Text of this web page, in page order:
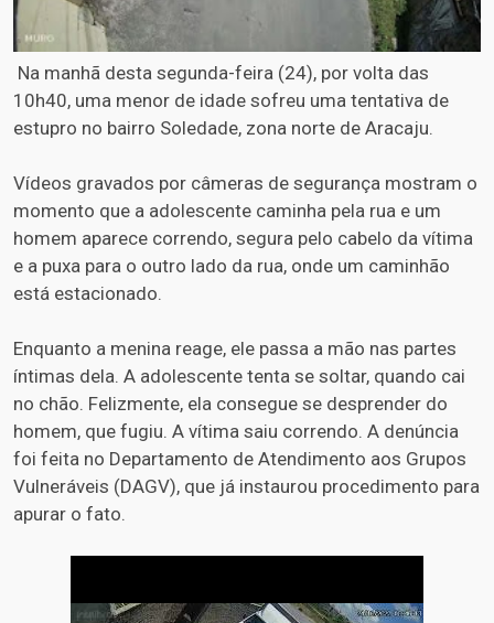
Na manhã desta segunda-feira (24), por volta das
10h40, uma menor de idade sofreu uma tentativa de
estupro no bairro Soledade, zona norte de Aracaju.
Vídeos gravados por câmeras de segurança mostram o
momento que a adolescente caminha pela rua e um
homem aparece correndo, segura pelo cabelo da vítima
e a puxa para o outro lado da rua, onde um caminhão
está estacionado.
Enquanto a menina reage, ele passa a mão nas partes
íntimas dela. A adolescente tenta se soltar, quando cai
no chão. Felizmente, ela consegue se desprender do
homem, que fugiu. A vítima saiu correndo. A denúncia
foi feita no Departamento de Atendimento aos Grupos
Vulneráveis (DAGV), que já instaurou procedimento para
apurar o fato.